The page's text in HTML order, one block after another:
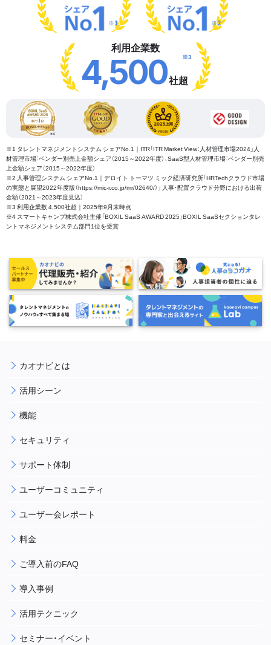
※1 ※2
利用企業数
4,500社超
※3
※1 タレントマネジメントシステム シェアNo.1｜ITR「ITR Market View：人材管理市場2024」人
材管理市場：ベンダー別売上金額シェア（2015～2022年度）、SaaS型人材管理市場：ベンダー別売
上金額シェア（2015～2022年度）
※2 人事管理システム シェアNo.1｜デロイト トーマツ ミック経済研究所「HRTechクラウド市場
の実態と展望2022年度版（https://mic-r.co.jp/mr/02640/）」 人事・配置クラウド分野における出荷
金額（2021～2023年度見込）
※3 利用企業数 4,500社超｜2025年9月末時点
※4 スマートキャンプ株式会社主催「BOXIL SaaS AWARD 2025」BOXIL SaaSセクションタレ
ントマネジメントシステム部門1位を受賞
カオナビとは
活用シーン
機能
セキュリティ
サポート体制
ユーザーコミュニティ
ユーザー会レポート
料金
ご導入前のFAQ
導入事例
活用テクニック
セミナー・イベント